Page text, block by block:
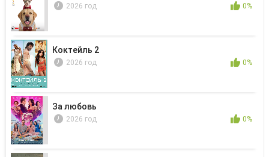
2026 год 0%
Коктейль 2
2026 год 0%
За любовь
2026 год 0%